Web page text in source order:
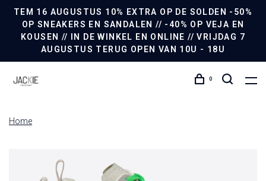
TEM 16 AUGUSTUS 10% EXTRA OP DE SOLDEN -50%
OP SNEAKERS EN SANDALEN // -40% OP VEJA EN
KOUSEN // IN DE WINKEL EN ONLINE // VRIJDAG 7
AUGUSTUS TERUG OPEN VAN 10U - 18U
0
Home